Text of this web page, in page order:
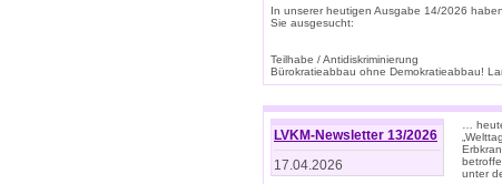
In unserer heutigen Ausgabe 14/2026
Sie ausgesucht:
Teilhabe / Antidiskriminierung
Bürokratieabbau ohne Demokratieabbau!
LVKM-Newsletter 13/2026
17.04.2026
…
unter